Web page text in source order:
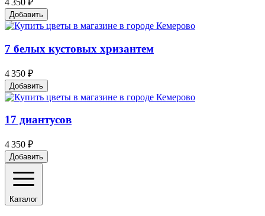
4 350 ₽
Добавить
7 белых кустовых хризантем
4 350 ₽
Добавить
17 диантусов
4 350 ₽
Добавить
Каталог